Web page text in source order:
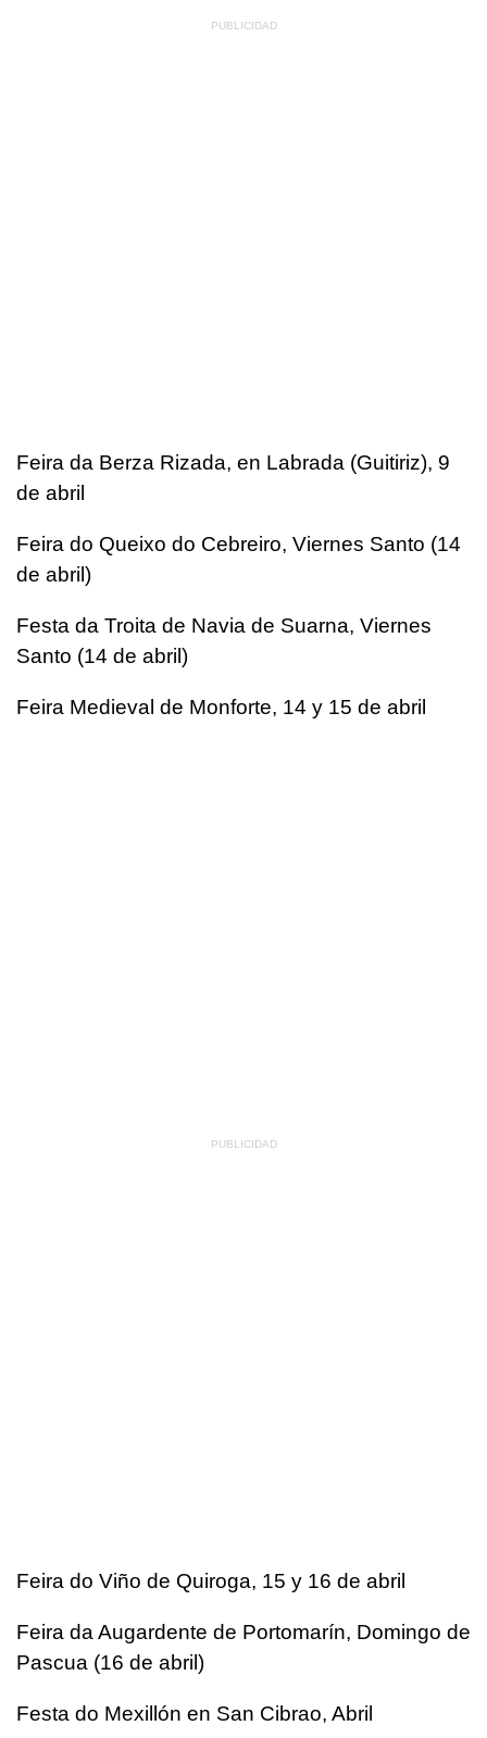
Feira da Berza Rizada, en Labrada (Guitiriz), 9
de abril
Feira do Queixo do Cebreiro, Viernes Santo (14
de abril)
Festa da Troita de Navia de Suarna, Viernes
Santo (14 de abril)
Feira Medieval de Monforte, 14 y 15 de abril
Feira do Viño de Quiroga, 15 y 16 de abril
Feira da Augardente de Portomarín, Domingo de
Pascua (16 de abril)
Festa do Mexillón en San Cibrao, Abril